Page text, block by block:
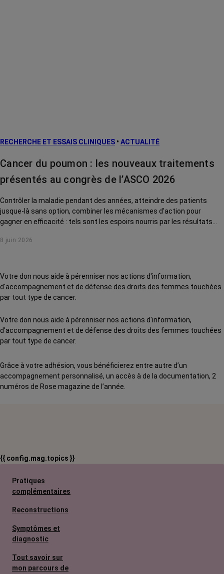
RECHERCHE ET ESSAIS CLINIQUES • ACTUALITÉ
Cancer du poumon : les nouveaux traitements
présentés au congrès de l’ASCO 2026
Contrôler la maladie pendant des années, atteindre des patients
jusque-là sans option, combiner les mécanismes d'action pour
gagner en efficacité : tels sont les espoirs nourris par les résultats
(Chicago) pour le cancer du poumon. Tour d'horizon des avancées qui
8 juin 2026
Votre don nous aide à pérenniser nos actions d'information,
d'accompagnement et de défense des droits des femmes touchées
par tout type de cancer.
Votre don nous aide à pérenniser nos actions d'information,
d'accompagnement et de défense des droits des femmes touchées
par tout type de cancer.
Grâce à votre adhésion, vous bénéficierez entre autre d’un
accompagnement personnalisé, un accès à de la documentation, 2
numéros de Rose magazine de l’année.
{{ config.mag.topics }}
Pratiques
complémentaires
Reconstructions
Symptômes et
diagnostic
Tout savoir sur
mon parcours de